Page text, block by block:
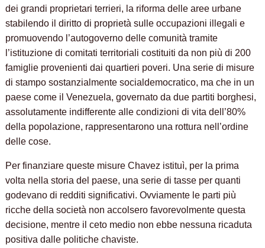
dei grandi proprietari terrieri, la riforma delle aree urbane
stabilendo il diritto di proprietà sulle occupazioni illegali e
promuovendo l’autogoverno delle comunità tramite
l’istituzione di comitati territoriali costituiti da non più di 200
famiglie provenienti dai quartieri poveri. Una serie di misure
di stampo sostanzialmente socialdemocratico, ma che in un
paese come il Venezuela, governato da due partiti borghesi,
assolutamente indifferente alle condizioni di vita dell’80%
della popolazione, rappresentarono una rottura nell’ordine
delle cose.
Per finanziare queste misure Chavez istituì, per la prima
volta nella storia del paese, una serie di tasse per quanti
godevano di redditi significativi. Ovviamente le parti più
ricche della società non accolsero favorevolmente questa
decisione, mentre il ceto medio non ebbe nessuna ricaduta
positiva dalle politiche chaviste.